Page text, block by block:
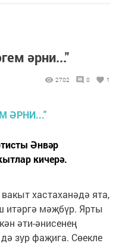
әрни..."
2702 0 1
Әнвәр
кичерә.
хастаханәдә ята,
итәргә мәҗбүр. Ярты
әти-әнисенең
зур фаҗига. Сөекле